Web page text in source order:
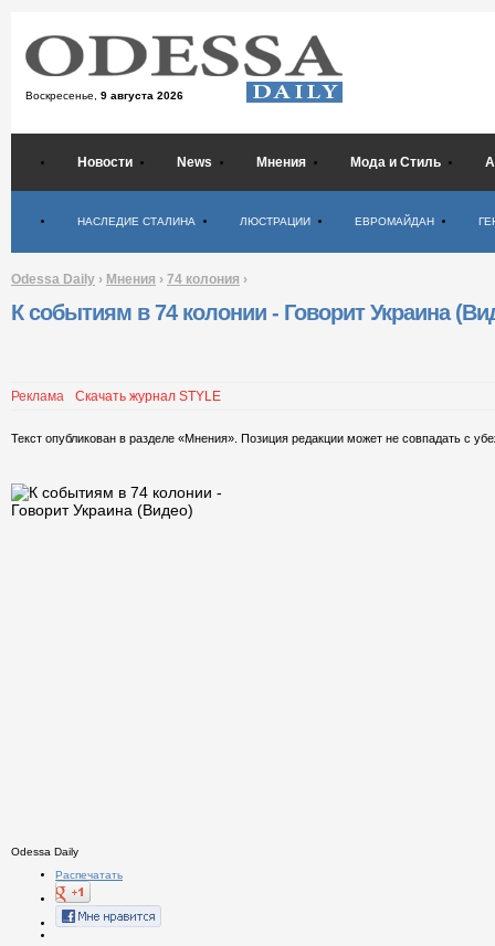
Воскресенье, 9 августа 2026
Новости News Мнения Мода и Стиль
НАСЛЕДИЕ СТАЛИНА ЛЮСТРАЦИИ ЕВРОМАЙДАН
Odessa Daily › Мнения › 74 колония ›
К событиям в 74 колонии - Говорит Украина
Реклама Скачать журнал STYLE
Текст опубликован в разделе «Мнения». Позиция редакции может не совпадать с
Odessa Daily
Распечатать